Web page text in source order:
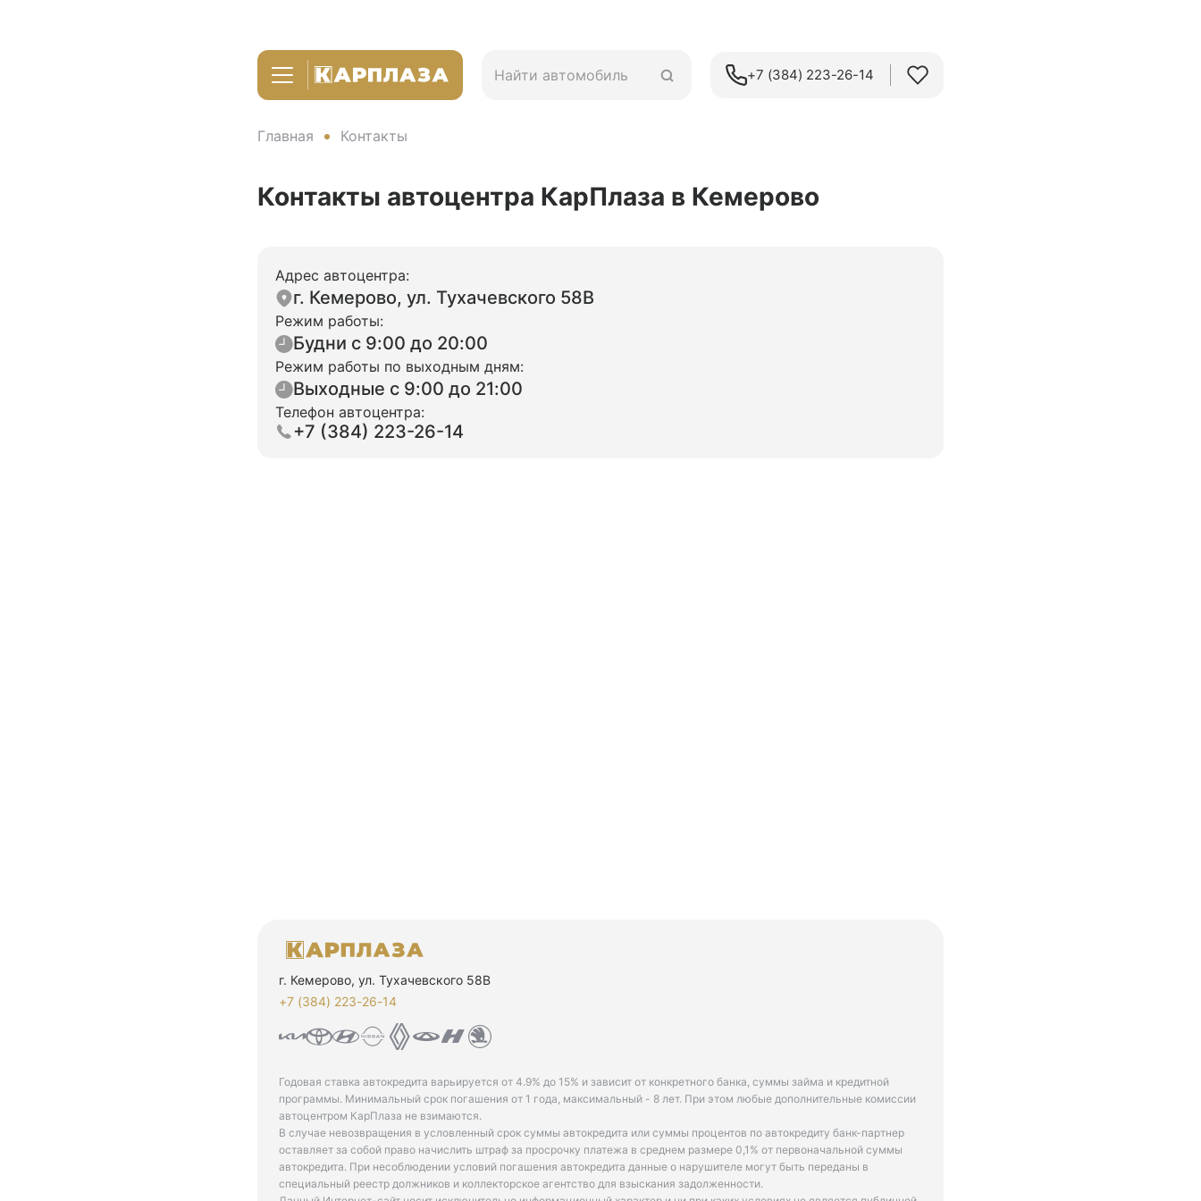
+7 (384) 223-26-14‬
Главная Контакты
Контакты автоцентра КарПлаза в Кемерово
Адрес автоцентра:
г. Кемерово, ул. Тухачевского 58В
Режим работы:
Будни с 9:00 до 20:00
Режим работы по выходным дням:
Выходные с 9:00 до 21:00
Телефон автоцентра:
+7 (384) 223-26-14‬
г. Кемерово, ул. Тухачевского 58В
+7 (384) 223-26-14‬
Годовая ставка автокредита варьируется от 4.9% до 15% и зависит от конкретного банка, суммы займа и кредитной
программы. Минимальный срок погашения от 1 года, максимальный - 8 лет. При этом любые дополнительные комиссии
автоцентром КарПлаза не взимаются.
В случае невозвращения в условленный срок суммы автокредита или суммы процентов по автокредиту банк-партнер
оставляет за собой право начислить штраф за просрочку платежа в среднем размере 0,1% от первоначальной суммы
автокредита. При несоблюдении условий погашения автокредита данные о нарушителе могут быть переданы в
специальный реестр должников и коллекторское агентство для взыскания задолженности.